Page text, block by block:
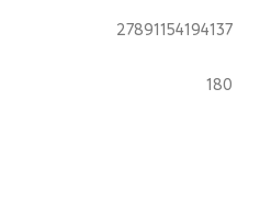
27891154194137
180